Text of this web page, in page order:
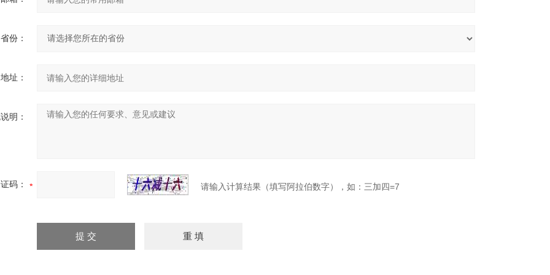
省份：
址：
明：
码： 请输入计算结果（填写阿拉伯数字），如：三加四=7